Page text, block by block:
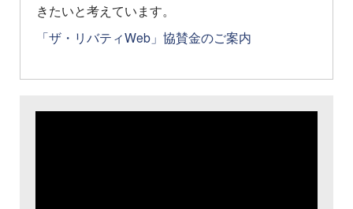
きたいと考えています。
「ザ・リバティWeb」協賛金のご案内